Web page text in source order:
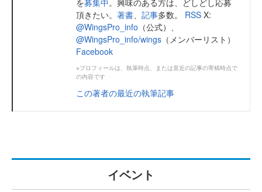
頂きたい。 著書 記事多数。 RSS X:
@WingsPro_info （公式）、
@WingsPro_info/wings （メンバーリスト）
Facebook
※プロフィールは、執筆時点、または直近の記事の寄稿時点で
の内容です
この著者の最近の執筆記事
イベント